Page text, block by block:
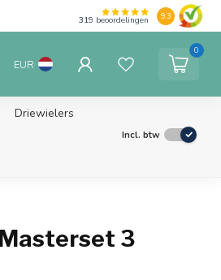
319 beoordelingen 9.3
EUR
0
Driewielers
Incl. btw
3